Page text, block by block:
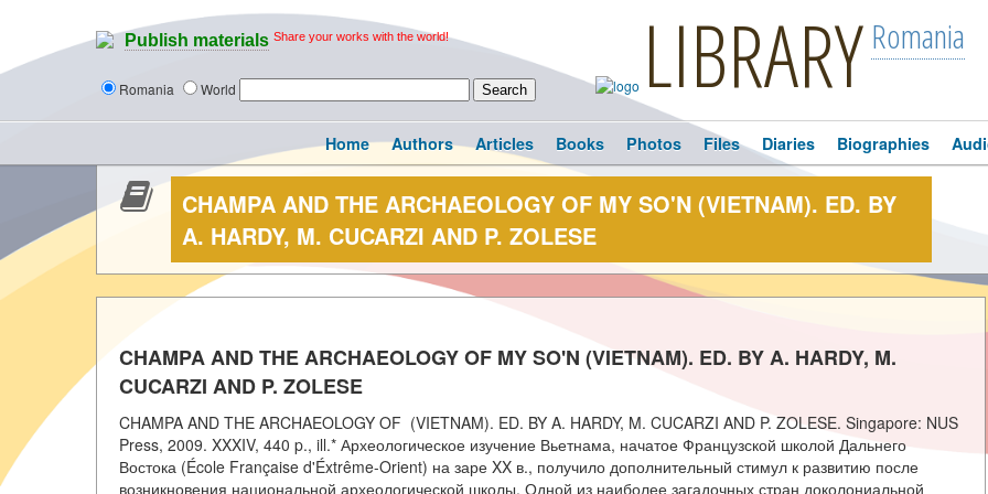
Publish materials Share your works with the world!
Romania World LIBRARY Romania
Home Authors Articles Books Photos Files Diaries Biographies
CHAMPA AND THE ARCHAEOLOGY OF MY SO'N (VIETNAM). ED. BY
A. HARDY, M. CUCARZI AND P. ZOLESE
CHAMPA AND THE ARCHAEOLOGY OF MY SO'N (VIETNAM). ED. BY A. HARDY, M.
CUCARZI AND P. ZOLESE
CHAMPA AND THE ARCHAEOLOGY OF (VIETNAM). ED. BY A. HARDY, M. CUCARZI AND P. ZOLESE. Singapore: NUS
Press, 2009. XXXIV, 440 p., ill.* Археологическое изучение Вьетнама, начатое Французской школой Дальнего
Востока (École Française d'Éxtrême-Orient) на заре XX в., получило дополнительный стимул к развитию после
возникновения национальной археологической школы. Одной из наиболее загадочных стран доколониальной